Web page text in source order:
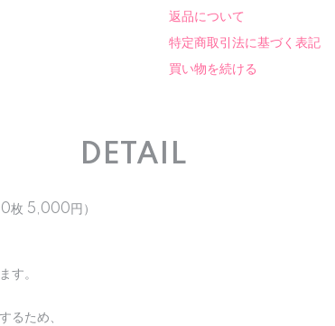
返品について
特定商取引法に基づく表記
買い物を続ける
DETAIL
枚 5,000円）
す。
るため、